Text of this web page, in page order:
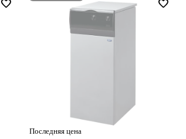
Последняя цена